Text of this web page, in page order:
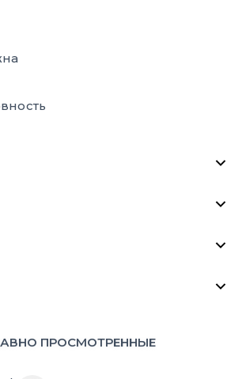
ПРОСМОТРЕННЫЕ